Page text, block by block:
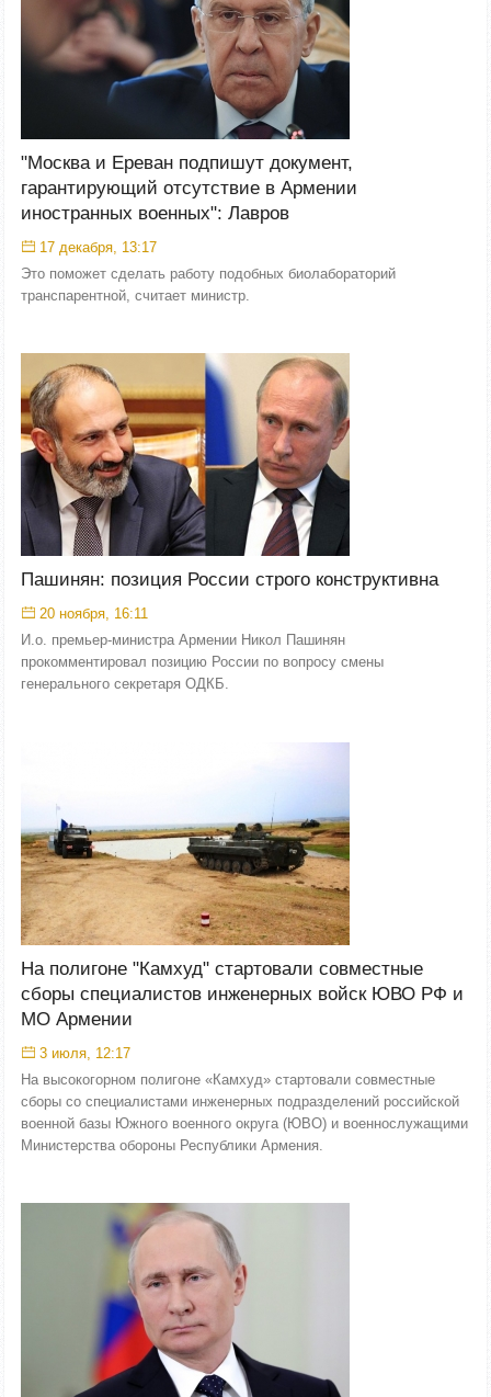
"Москва и Ереван подпишут документ,
гарантирующий отсутствие в Армении
иностранных военных": Лавров
17 декабря, 13:17
Это поможет сделать работу подобных биолабораторий
транспарентной, считает министр.
Пашинян: позиция России строго конструктивна
20 ноября, 16:11
И.о. премьер-министра Армении Никол Пашинян
прокомментировал позицию России по вопросу смены
генерального секретаря ОДКБ.
На полигоне "Камхуд" стартовали совместные
сборы специалистов инженерных войск ЮВО РФ и
МО Армении
3 июля, 12:17
На высокогорном полигоне «Камхуд» стартовали совместные
сборы со специалистами инженерных подразделений российской
военной базы Южного военного округа (ЮВО) и военнослужащими
Министерства обороны Республики Армения.